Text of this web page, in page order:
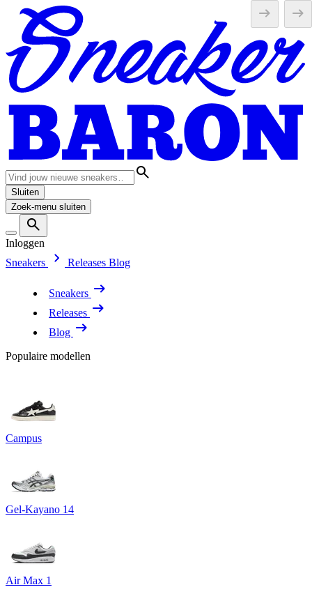
Sluiten
Zoek-menu sluiten
Inloggen
Sneakers
Releases Blog
Sneakers
Releases
Blog
Populaire modellen
Campus
Gel-Kayano 14
Air Max 1